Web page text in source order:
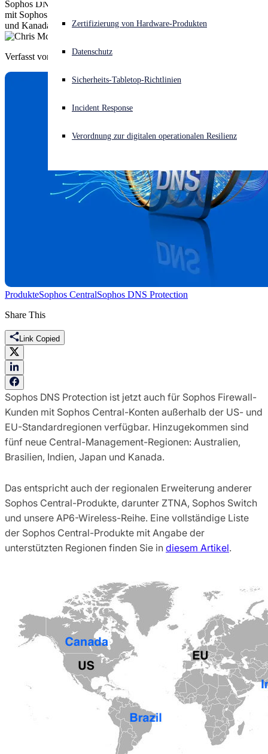
Akuter Cyberangriff? Fordern Sie Sofort-Hilfe an
Anmelden
Open search
Open language switcher
Zertifizierung von Hardware-Produkten
Datenschutz
Sicherheits-Tabletop-Richtlinien
Incident Response
Verordnung zur digitalen operationalen Resilienz
Sophos DNS Protection ist jetzt auch für Sophos Firewall-Kunden
mit Sophos Central-Konten in Australien, Brasilien, Indien, Japan
und Kanada verfügbar.
Verfasst von Chris McCormack
ProdukteSophos CentralSophos DNS Protection
Share This
Link Copied
Sophos DNS Protection ist jetzt auch für Sophos Firewall-
Kunden mit Sophos Central-Konten außerhalb der US- und
EU-Standardregionen verfügbar. Hinzugekommen sind
fünf neue Central-Management-Regionen: Australien,
Brasilien, Indien, Japan und Kanada.
Das entspricht auch der regionalen Erweiterung anderer
Sophos Central-Produkte, darunter ZTNA, Sophos Switch
und unsere AP6-Wireless-Reihe. Eine vollständige Liste
der Sophos Central-Produkte mit Angabe der
unterstützten Regionen finden Sie in diesem Artikel.